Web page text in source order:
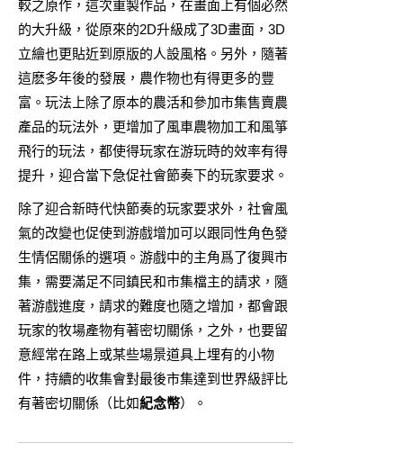
較之原作，這次重製作品，在畫面上有個必然
的大升級，從原來的2D升級成了3D畫面，3D
立繪也更貼近到原版的人設風格。另外，隨著
這麽多年後的發展，農作物也有得更多的豐
富。玩法上除了原本的農活和參加市集售賣農
產品的玩法外，更增加了風車農物加工和風箏
飛行的玩法，都使得玩家在游玩時的效率有得
提升，迎合當下急促社會節奏下的玩家要求。
除了迎合新時代快節奏的玩家要求外，社會風
氣的改變也促使到游戲增加可以跟同性角色發
生情侶關係的選項。游戲中的主角爲了復興市
集，需要滿足不同鎮民和市集檔主的請求，隨
著游戲進度，請求的難度也隨之增加，都會跟
玩家的牧場產物有著密切關係，之外，也要留
意經常在路上或某些場景道具上埋有的小物
件，持續的收集會對最後市集達到世界級評比
有著密切關係（比如紀念幣）。